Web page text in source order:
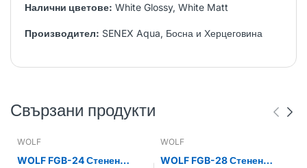
Налични цветове: White Glossy, White Matt
Производител: SENEX Aqua, Босна и Херцеговина
Свързани продукти
WOLF
WOLF FGB-24 Стенен
WOLF
WOLF FGB-28 Стенен